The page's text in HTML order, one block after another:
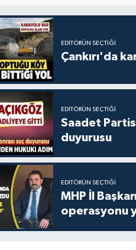
EDITÖRÜN SEÇTIĞI
Çankırı'da
EDITÖRÜN SEÇTIĞI
Saadet Partisi
duyurusu
EDITÖRÜN SEÇTIĞI
MHP İl
operasyonu